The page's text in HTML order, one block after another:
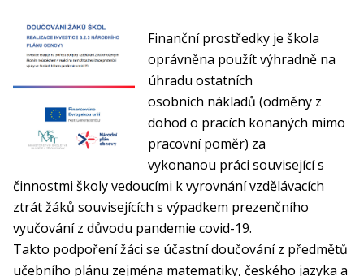
Finanční prostředky je škola
oprávněna použít výhradně na
úhradu ostatních
osobních nákladů (odměny z
dohod o pracích konaných mimo
pracovní poměr) za
vykonanou práci související s
činnostmi školy vedoucími k vyrovnání vzdělávacích
ztrát žáků souvisejících s výpadkem prezenčního
vyučování z důvodu pandemie covid-19.
Takto podpoření žáci se účastní doučování z předmětů
učebního plánu zejména matematiky, českého jazyka a